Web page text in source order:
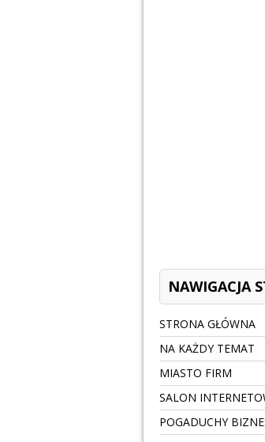
NAWIGACJA
STRONA GŁÓWNA
NA KAŻDY TEMAT
MIASTO FIRM
SALON
POGADUCHY